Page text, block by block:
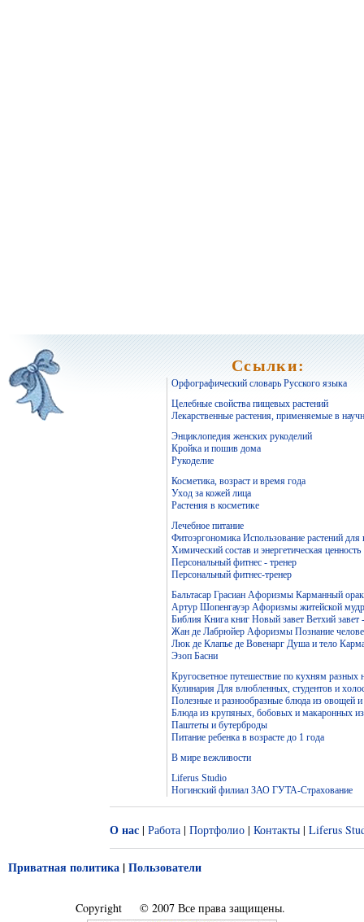
Ссылки:
Орфографический словарь Русского языка
Целебные свойства пищевых растений
Лекарственные растения, применяемые в
Энциклопедия женских рукоделий
Кройка и пошив дома
Рукоделие
Косметика, возраст и время года
Уход за кожей лица
Растения в косметике
Лечебное питание
Фитоэргономика Использование растений
Химический состав и энергетическая
Персональный фитнес - тренер
Персональный фитнес-тренер
Бальтасар Грасиан Афоризмы Карманный
Артур Шопенгауэр Афоризмы житейской
Библия Книга книг Новый завет Ветхий завет
Жан де Лабрюйер Афоризмы Познание
Люк де Клапье де Вовенарг Душа и тело
Эзоп Басни
Кругосветное путешествие по кухням разных
Кулинария Для влюбленных, студентов и
Полезные и разнообразные блюда из овощей
Блюда из крупяных, бобовых и макаронных
Паштеты и бутерброды
Питание ребенка в возрасте до 1 года
В мире вежливости
Liferus Studio
Ногинский филиал ЗАО ГУТА-Страхование
О нас | Работа | Портфолио | Контакты | Liferus
Приватная политика |Пользователи
Copyright © 2007 Все права защищены.